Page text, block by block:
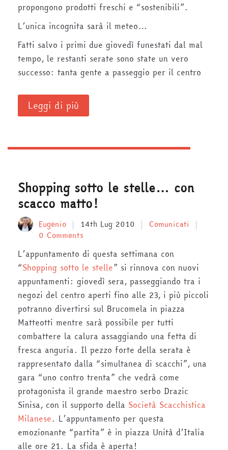
propongono prodotti freschi e “sostenibili”.
L’unica incognita sarà il meteo…
Fatti salvo i primi due giovedì funestati dal mal
tempo, le restanti serate sono state un vero
successo: tanta gente a passeggio per il centro
Leggi di più
Shopping sotto le stelle… con
scacco matto!
Eugenio 14th Lug 2010
Comunicati
0 Comments
L’appuntamento di questa settimana con
“Shopping sotto le stelle” si rinnova con nuovi
appuntamenti: giovedì sera, passeggiando tra i
negozi del centro aperti fino alle 23, i più piccoli
potranno divertirsi sul Brucomela in piazza
Matteotti mentre sarà possibile per tutti
combattere la calura assaggiando una fetta di
fresca anguria. Il pezzo forte della serata è
rappresentato dalla “simultanea di scacchi”, una
gara “uno contro trenta” che vedrà come
protagonista il grande maestro serbo Drazic
Sinisa, con il supporto della Società Scacchistica
Milanese. L’appuntamento per questa
emozionante “partita” è in piazza Unità d’Italia
alle ore 21. La sfida è aperta!